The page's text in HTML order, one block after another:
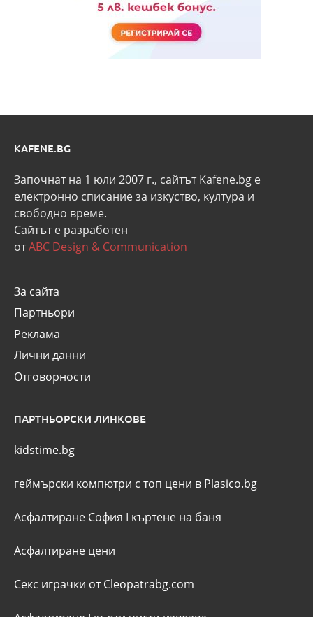
KAFENE.BG
Започнат на 1 юли 2007 г., сайтът Kafene.bg e
eлектронно списание за изкуство, култура и
свободно време.
Сайтът е разработен
отABC Design & Communication
За сайта
Партньори
Реклама
Лични данни
Отговорности
ПАРТНЬОРСКИ ЛИНКОВЕ
kidstime.bg
геймърски компютри с топ цени в Plasico.bg
Асфалтиране София I къртене на баня
Асфалтиране цени
Секс играчки от Cleopatrabg.com